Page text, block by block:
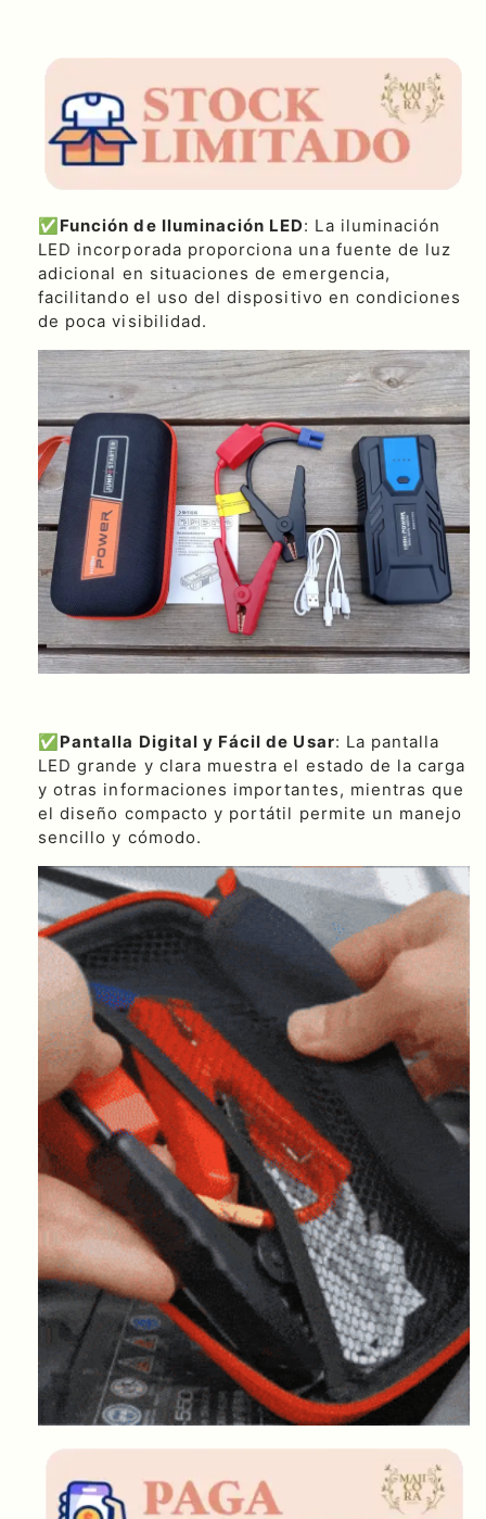
✅ Función de Iluminación LED: La iluminación
LED incorporada proporciona una fuente de luz
adicional en situaciones de emergencia,
facilitando el uso del dispositivo en condiciones
de poca visibilidad.
✅ Pantalla Digital y Fácil de Usar: La pantalla
LED grande y clara muestra el estado de la carga
y otras informaciones importantes, mientras que
el diseño compacto y portátil permite un manejo
sencillo y cómodo.